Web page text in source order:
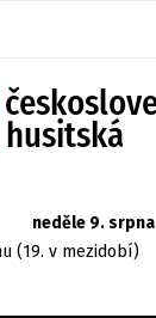
neděle 9. srpna
(19. v mezidobí)